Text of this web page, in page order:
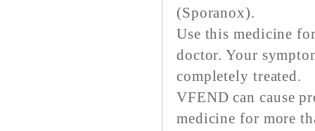
(Sporanox).
Use this medicine
doctor. Your
completely treated.
VFEND can cause
medicine for more